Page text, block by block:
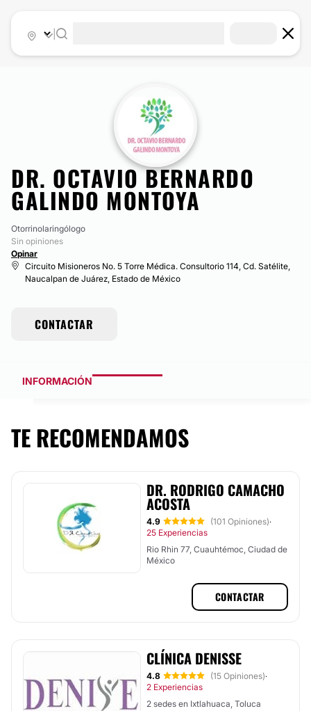
DR. OCTAVIO BERNARDO
GALINDO MONTOYA
Otorrinolaringólogo
Sin opiniones
Opinar
Circuito Misioneros No. 5 Torre Médica. Consultorio 114, Cd. Satélite,
Naucalpan de Juárez, Estado de México
CONTACTAR
INFORMACIÓN
TE RECOMENDAMOS
DR. RODRIGO CAMACHO
ACOSTA
4.9 (101 Opiniones)·
25 Experiencias
Rio Rhin 77, Cuauhtémoc, Ciudad de
México
CONTACTAR
CLÍNICA DENISSE
4.8 (15 Opiniones)·
2 Experiencias
2 sedes en Ixtlahuaca, Toluca